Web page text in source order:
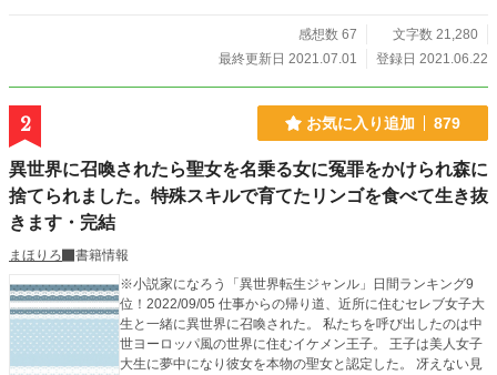
感想数 67
文字数 21,280
最終更新日 2021.07.01
登録日 2021.06.22
2 お気に入り追加 879
異世界に召喚されたら聖女を名乗る女に冤罪をかけられ森に
捨てられました。特殊スキルで育てたリンゴを食べて生き抜
きます・完結
まほりろ
書籍情報
※小説家になろう「異世界転生ジャンル」日間ランキング9
位！2022/09/05 仕事からの帰り道、近所に住むセレブ女子大
生と一緒に異世界に召喚された。 私たちを呼び出したのは中
世ヨーロッパ風の世界に住むイケメン王子。 王子は美人女子
大生に夢中になり彼女を本物の聖女と認定した。 冴えない見